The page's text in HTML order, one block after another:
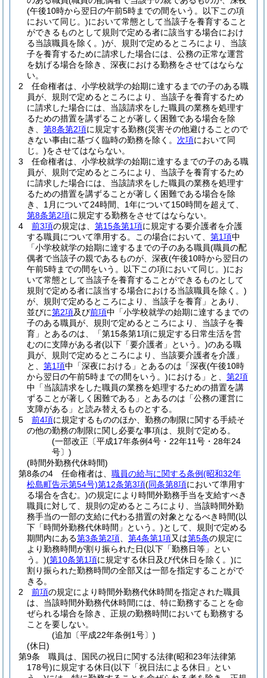
(午後10時から翌日の午前5時までの間をいう。以下この項
において同じ。)において常態として当該子を養育すること
ができるものとして規則で定める者に該当する場合におけ
る当該職員を除く。)が、規則で定めるところにより、当該
子を養育するために請求した場合には、公務の正常な運営
を妨げる場合を除き、深夜における勤務をさせてはならな
い。
2
任命権者は、小学校就学の始期に達するまでの子のある職
員が、規則で定めるところにより、当該子を養育するため
に請求した場合には、当該請求をした職員の業務を処理す
るための措置を講ずることが著しく困難である場合を除
き、 第8条第2項に規定する勤務(災害その他避けることので
きない事由に基づく臨時の勤務を除く。 次項において同
じ。)をさせてはならない。
3
任命権者は、小学校就学の始期に達するまでの子のある職
員が、規則で定めるところにより、当該子を養育するため
に請求した場合には、当該請求をした職員の業務を処理す
るための措置を講ずることが著しく困難である場合を除
き、1月について24時間、1年について150時間を超えて、
第8条第2項に規定する勤務をさせてはならない。
4
前3項の規定は、 第15条第1項に規定する要介護者を介護
する職員について準用する。
この場合において、 第1項中
「小学校就学の始期に達するまでの子のある職員(職員の配
偶者で当該子の親であるものが、深夜(午後10時から翌日の
午前5時までの間をいう。以下この項において同じ。)にお
いて常態として当該子を養育することができるものとして
規則で定める者に該当する場合における当該職員を除く。)
が、規則で定めるところにより、当該子を養育」とあり、
並びに第2項及び前項中「小学校就学の始期に達するまでの
子のある職員が、規則で定めるところにより、当該子を養
育」とあるのは、「第15条第1項に規定する日常生活を営
むのに支障がある者(以下「要介護者」という。)のある職
員が、規則で定めるところにより、当該要介護者を介護」
と、 第1項中「深夜における」とあるのは「深夜(午後10時
から翌日の午前5時までの間をいう。)における」と、 第2項
中「当該請求をした職員の業務を処理するための措置を講
ずることが著しく困難である」とあるのは「公務の運営に
支障がある」と読み替えるものとする。
5
前4項に規定するもののほか、勤務の制限に関する手続そ
の他の勤務の制限に関し必要な事項は、規則で定める。
(一部改正〔平成17年条例4号・22年11号・28年24
号〕)
(時間外勤務代休時間)
第8条の4
任命権者は、 職員の給与に関する条例(昭和32年
松島町告示第54号)第12条第3項(同条第8項において準用す
る場合を含む。)の規定により時間外勤務手当を支給すべき
職員に対して、規則の定めるところにより、当該時間外勤
務手当の一部の支給に代わる措置の対象となるべき時間(以
下「時間外勤務代休時間」という。)として、規則で定める
期間内にある第3条第2項 第4条第1項又は第5条の規定に
より勤務時間が割り振られた日(以下「勤務日等」とい
う。)(第10条第1項に規定する休日及び代休日を除く。)に
割り振られた勤務時間の全部又は一部を指定することがで
きる。
2
前項の規定により時間外勤務代休時間を指定された職員
は、当該時間外勤務代休時間には、特に勤務することを命
ぜられる場合を除き、正規の勤務時間においても勤務する
ことを要しない。
(追加〔平成22年条例1号〕)
(休日)
第9条
職員は、国民の祝日に関する法律(昭和23年法律第
178号)に規定する休日(以下「祝日法による休日」とい